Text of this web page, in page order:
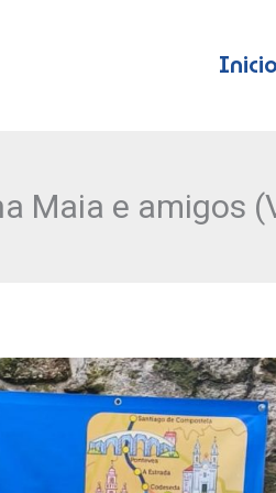
Inicio
Maia e amigos